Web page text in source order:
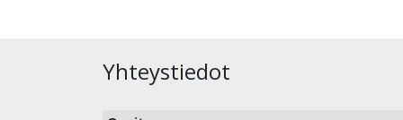
Yhteystiedot